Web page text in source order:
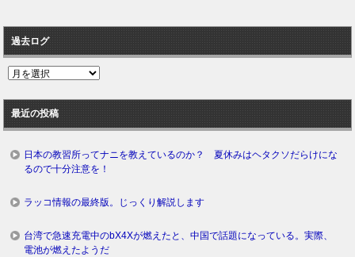
過去ログ
過
ロ
グ
最近の投稿
日本の教習所ってナニを教えているのか？ 夏休みはヘタクソだらけにな
るので十分注意を！
ラッコ情報の最終版。じっくり解説します
台湾で急速充電中のbX4Xが燃えたと、中国で話題になっている。実際、
電池が燃えたようだ